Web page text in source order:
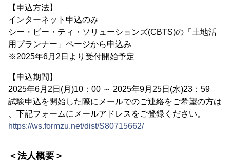
【申込方法】
インターネット申込のみ
シー・ビー・ティ・ソリューションズ(CBTS)の「土地活
用プランナー」ページから申込み
※2025年6月2日より受付開始予定
【申込期間】
2025年6月2日(月)10：00 ～ 2025年9月25日(水)23：59
試験申込を開始した際にメールでのご連絡をご希望の方は
、下記フォームにメールアドレスをご登録ください。
https://ws.formzu.net/dist/S80715662/
＜法人概要＞